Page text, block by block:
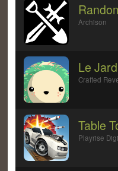
Archison
Le
Crafted
Table
Playrise